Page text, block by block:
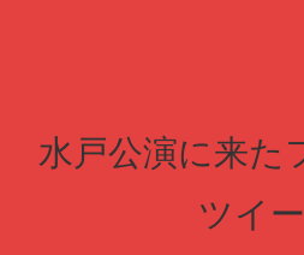
水戸公演に来た
ツイ